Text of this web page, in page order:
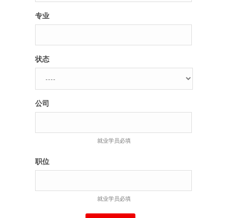
专业
状态
公司
就业学员必填
职位
就业学员必填